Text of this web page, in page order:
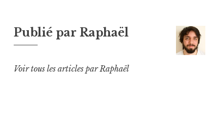
Publié par Raphaël
Voir tous les articles par Raphaël